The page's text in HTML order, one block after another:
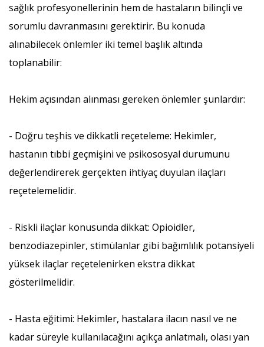
sağlık profesyonellerinin hem de hastaların bilinçli ve
sorumlu davranmasını gerektirir. Bu konuda
alınabilecek önlemler iki temel başlık altında
toplanabilir:
Hekim açısından alınması gereken önlemler şunlardır:
- Doğru teşhis ve dikkatli reçeteleme: Hekimler,
hastanın tıbbi geçmişini ve psikososyal durumunu
değerlendirerek gerçekten ihtiyaç duyulan ilaçları
reçetelemelidir.
- Riskli ilaçlar konusunda dikkat: Opioidler,
benzodiazepinler, stimülanlar gibi bağımlılık potansiyeli
yüksek ilaçlar reçetelenirken ekstra dikkat
gösterilmelidir.
- Hasta eğitimi: Hekimler, hastalara ilacın nasıl ve ne
kadar süreyle kullanılacağını açıkça anlatmalı, olası yan